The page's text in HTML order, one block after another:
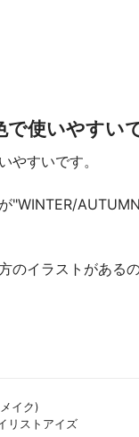
で使いやすい
やすいです。
"WINTER/
のイラストがある
イク)
リストアイズ